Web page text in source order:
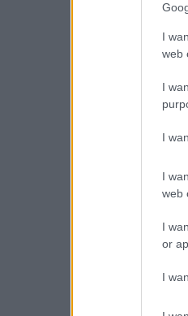
I
web
I
I
I
web
I
or
I